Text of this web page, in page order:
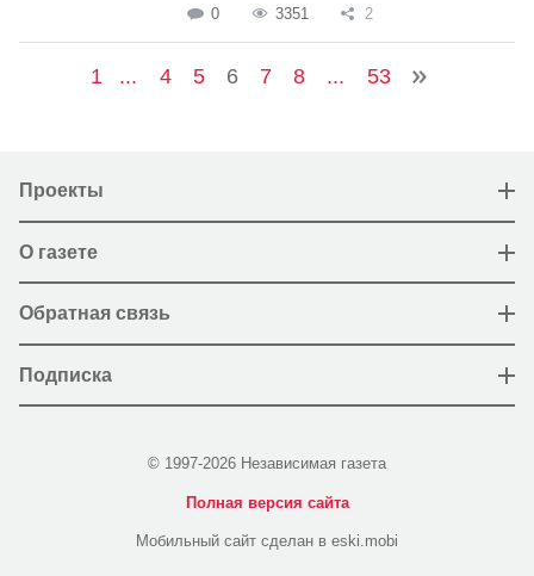
0 3351 2
1 ... 4 5 6 7 8 ... 53
Проекты
О газете
Обратная связь
Подписка
© 1997-2026 Независимая газета
Полная версия сайта
Мобильный сайт сделан в eski.mobi